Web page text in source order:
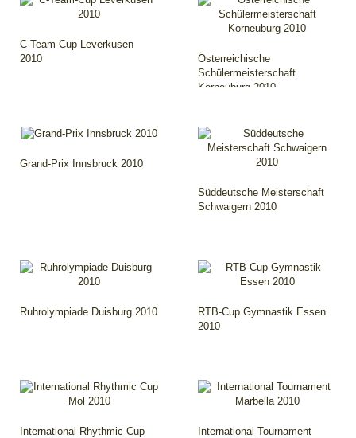
C-Team-Cup Leverkusen
2010
Österreichische
Schülermeisterschaft
Korneuburg 2010
Grand-Prix Innsbruck 2010
Süddeutsche Meisterschaft
Schwaigern 2010
Ruhrolympiade Duisburg 2010
RTB-Cup Gymnastik Essen
2010
International Rhythmic Cup
International Tournament